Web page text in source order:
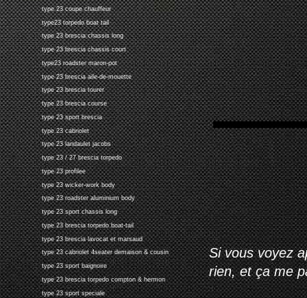
type 23 coupe chauffeur
type23 torpedo boat tail
type 23 brescia chassis long
type 23 brescia chassis court
type23 roadster maron-pot
type 23 brescia aile-de-mouette
type 23 brescia tourer
type 23 brescia course
type 23 sport brescia
type 23 cabriolet
type 23 landaulet jacobs
type 23 / 27 brescia torpedo
type 23 profilee
type 23 wicker-work body
type 23 roadster aluminium body
type 23 sport chassis long
type 23 brescia torpedo boat-tail
type 23 brescia lavocat et marsaud
type 23 cabriolet 4seater demaison & cousin
type 23 sport baignoire
type 23 brescia torpedo compton & hermon
type 23 sport speciale
Si vous voyez
rien, et ça me